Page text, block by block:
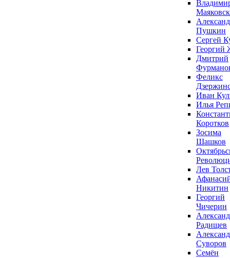
Пушкин
Сергей
Георгий
Дмитрий
Феликс
Иван
Илья
Коротков
Зосима
Шашков
Лев
Никитин
Георгий
Чичерин
Радищев
Суворов
Семён